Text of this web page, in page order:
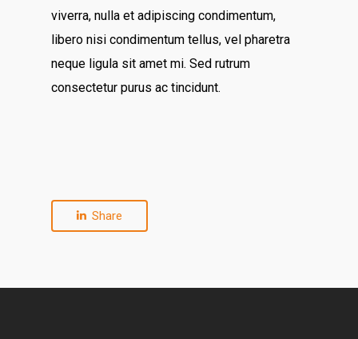
viverra, nulla et adipiscing condimentum,
libero nisi condimentum tellus, vel pharetra
neque ligula sit amet mi. Sed rutrum
consectetur purus ac tincidunt.
Share